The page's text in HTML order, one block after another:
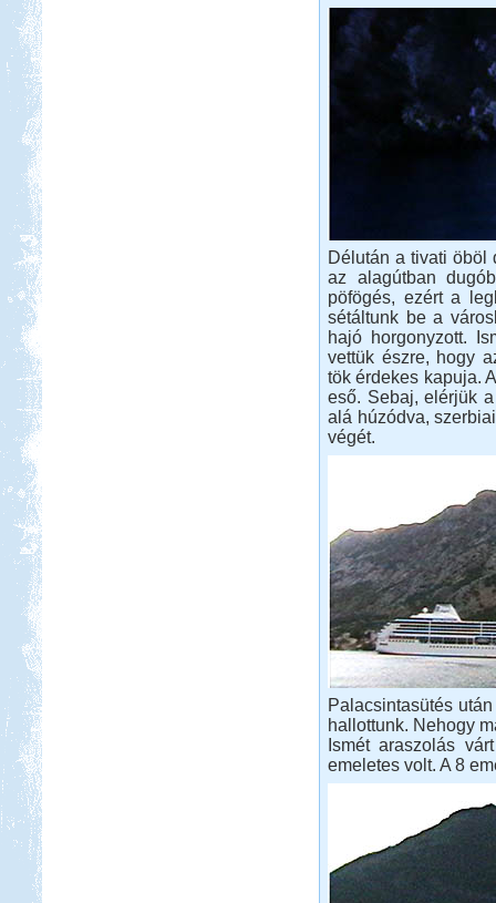
Délután a tivati öböl
az alagútban
pöfögés, ezért a
sétáltunk be a
hajó horgonyzott.
vettük észre, hogy
tök érdekes kapuja.
eső. Sebaj, elérjük
alá húzódva,
végét.
Palacsintasütés
hallottunk. Nehogy
Ismét araszolás
emeletes volt. A 8